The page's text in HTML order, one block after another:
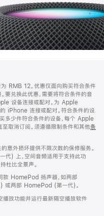
为 RMB 12。优惠仅面向购买符合条件
兑换此优惠，需要将符合条件的音
设备连接或配对。为 Apple
iPhone 连接或配对。符合条件的设
多少件符合条件的设备，每个 Apple
至取消订阅。须遵循限制条件和其他条
外损坏提供不限次数的保修服务。
) 上，空间音频适用于支持此功
杜比全景声。
HomePod 扬声器，如两部
或两部 HomePod (第一代)。
放功能并运行最新隔空播放软件